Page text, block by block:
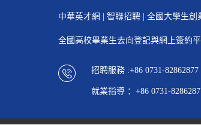
中華英才網 | 智聯招聘 | 全國大學生創
全國高校畢業生去向登記與網上簽約
招聘服務 :+86 0731-82862877
就業指導 ：+86 0731-